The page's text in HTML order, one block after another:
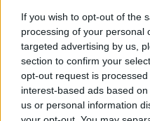
If you wish to opt-out of the
processing of your personal
targeted advertising by us,
section to confirm your
opt-out request is
interest-based ads based
us or personal information